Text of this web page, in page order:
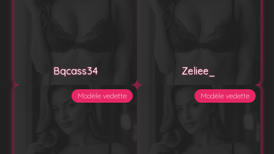
Bqcass34 Zeliee_
Modèle vedette Modèle vedette